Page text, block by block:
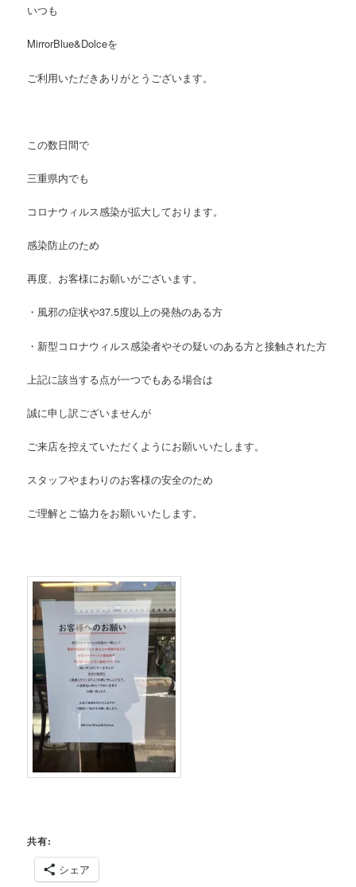
いつも
MirrorBlue&Dolceを
ご利用いただきありがとうございます。
この数日間で
三重県内でも
コロナウィルス感染が拡大しております。
感染防止のため
再度、お客様にお願いがございます。
・風邪の症状や37.5度以上の発熱のある方
・新型コロナウィルス感染者やその疑いのある方と接触された方
上記に該当する点が一つでもある場合は
誠に申し訳ございませんが
ご来店を控えていただくようにお願いいたします。
スタッフやまわりのお客様の安全のため
ご理解とご協力をお願いいたします。
共有:
シェア